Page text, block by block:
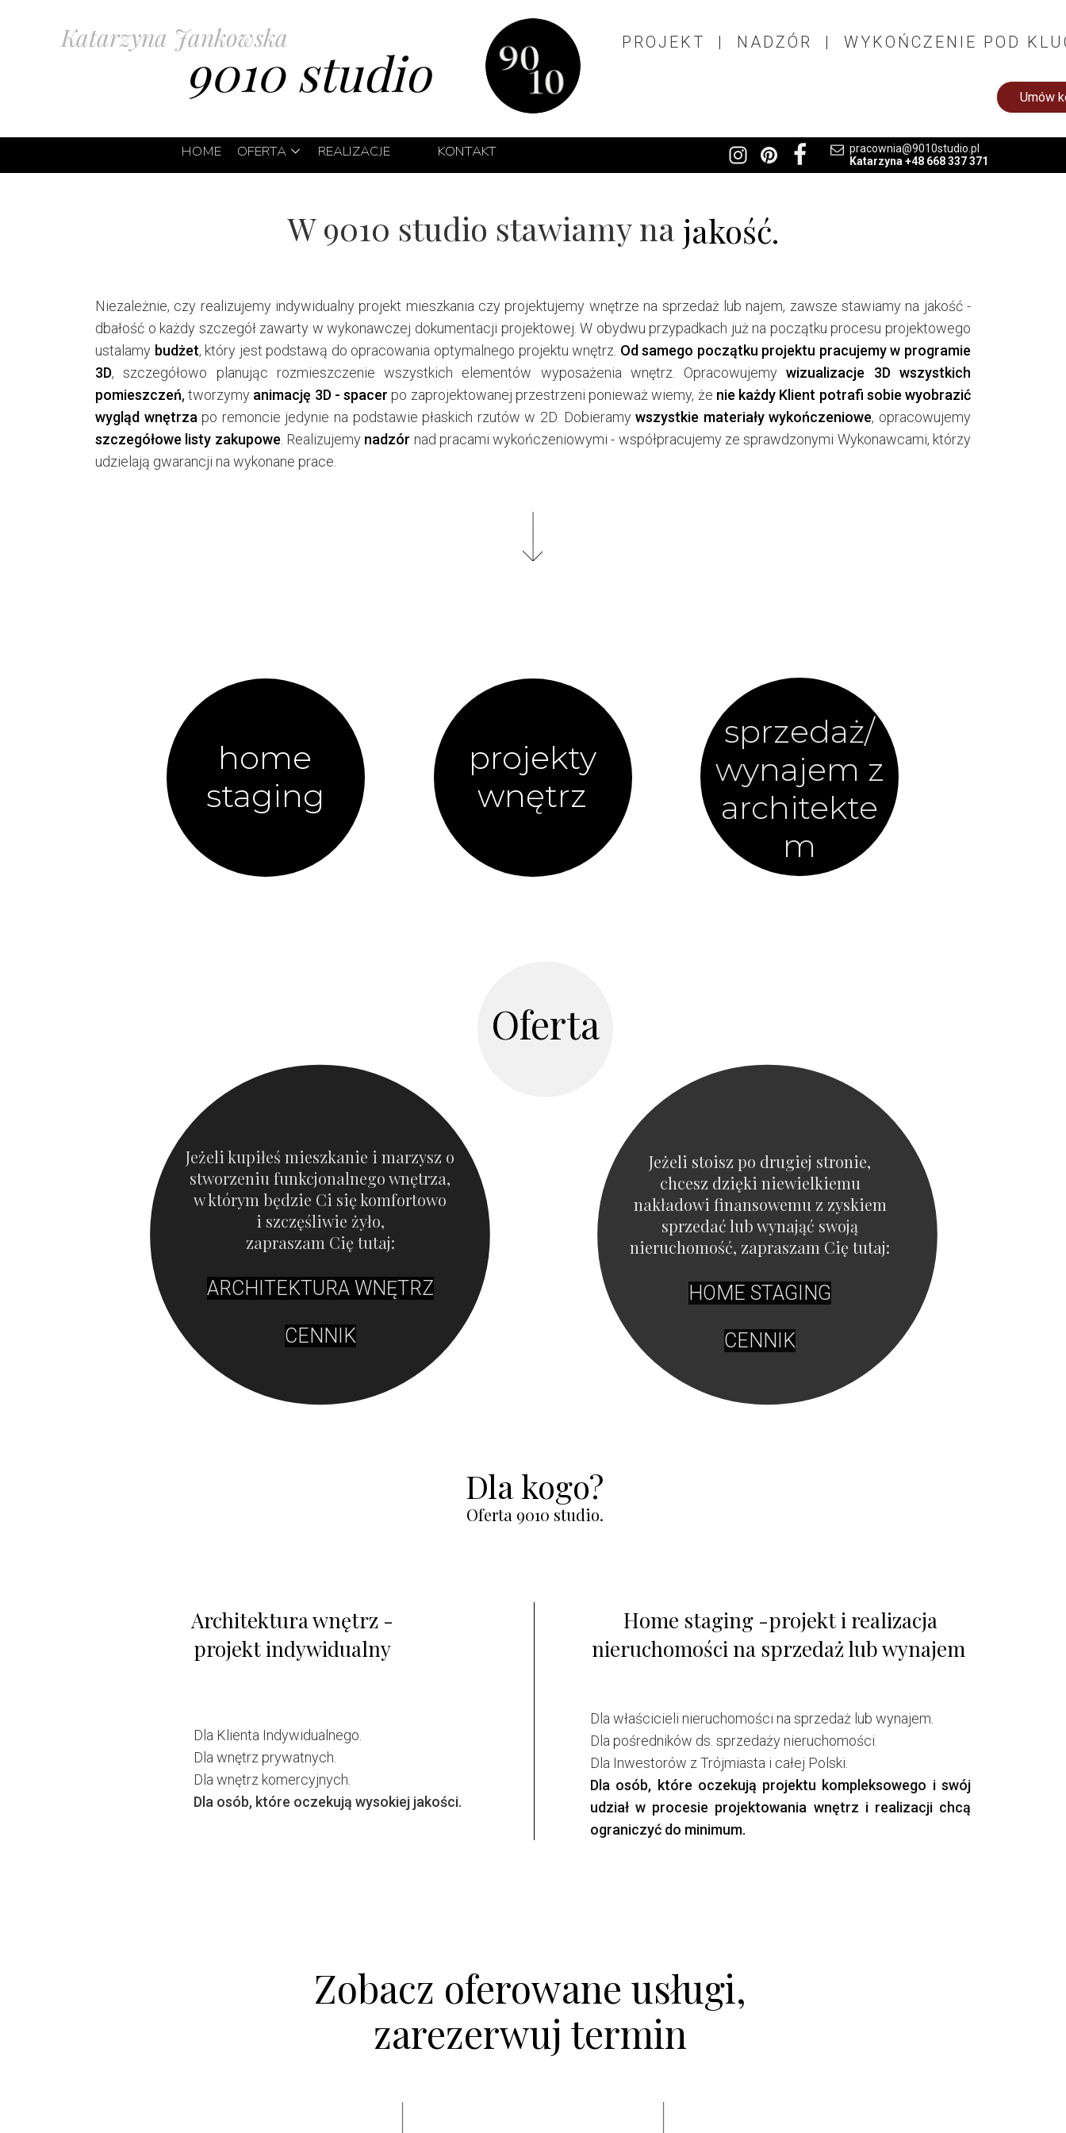
Katarzyna Jankowska
9010 studio PROJEKT | NADZÓR | WYKOŃCZENIE POD
pracownia@9010studio.pl
Katarzyna +48 668 337 371
Umów
HOME OFERTA
PROJEKT WNĘTRZ TYPU HOTELOWEGO
PROJEKT POD KLUCZ
PROJEKT WNĘTRZ - CENNIK
REALIZACJE KONTAKT
W 9010 studio stawiamy na jakość.
Niezależnie, czy realizujemy indywidualny projekt mieszkania czy projektujemy wnętrze na sprzedaż lub najem, zawsze stawiamy na jakość -
dbałość o każdy szczegół zawarty w wykonawczej dokumentacji projektowej. W obydwu przypadkach już na początku procesu projektowego
ustalamy budżet, który jest podstawą do opracowania optymalnego projektu wnętrz. Od samego początku projektu pracujemy w programie
3D, szczegółowo planując rozmieszczenie wszystkich elementów wyposażenia wnętrz. Opracowujemywizualizacje 3D wszystkich
pomieszczeń,tworzymy animację 3D - spacer po zaprojektowanej przestrzeni ponieważ wiemy, że nie każdy Klient potrafi sobie wyobrazić
wygląd wnętrza po remoncie jedynie na podstawie płaskich rzutów w 2D. Dobieramywszystkie materiały wykończeniowe, opracowujemy
szczegółowe listy zakupowe . Realizujemy nadzór nad pracami wykończeniowymi - współpracujemy ze sprawdzonymi Wykonawcami, którzy
udzielają gwarancji na wykonane prace.
sprzedaż/
wynajem z
architekte
m
home
staging
projekty
wnętrz
Dla kogo?
Oferta 9010 studio.
Home staging -projekt i realizacja
nieruchomości na sprzedaż lub wynajem
Dla właścicieli nieruchomości na sprzedaż lub wynajem.
Dla pośredników ds. sprzedaży nieruchomości.
Dla Inwestorów z Trójmiasta i całej Polski.
Dla osób, które oczekują projektu kompleksowego i swój
udział w procesie projektowania wnętrz i realizacji chcą
ograniczyć do minimum.
Dla Klienta Indywidualnego.
Dla wnętrz prywatnych.
Dla wnętrz komercyjnych.
Dla osób, które oczekują wysokiej jakości.
Architektura wnętrz -
projekt indywidualny
Zobacz oferowane usługi,
zarezerwuj termin
Oferta
Jeżeli kupiłeś mieszkanie i marzysz o
stworzeniu funkcjonalnego wnętrza,
w którym będzie Ci się komfortowo
i szczęśliwie żyło,
zapraszam Cię tutaj:
ARCHITEKTURA WNĘTRZ
CENNIK
Jeżeli stoisz po drugiej stronie,
chcesz dzięki niewielkiemu
nakładowi finansowemu z zyskiem
sprzedać lub wynająć swoją
nieruchomość, zapraszam Cię tutaj:
HOME STAGING
CENNIK